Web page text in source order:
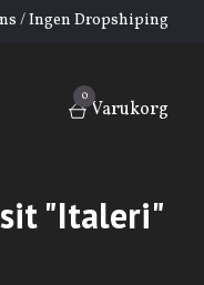
/ Ingen Dropshiping
0
Varukorg
"Italeri"